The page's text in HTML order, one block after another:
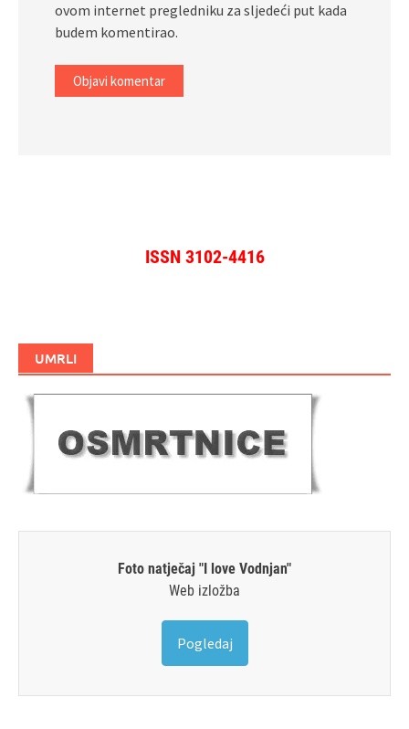
ovom internet pregledniku za sljedeći put kada
budem komentirao.
ISSN 3102-4416
UMRLI
Foto natječaj "I love Vodnjan"
Web izložba
Pogledaj